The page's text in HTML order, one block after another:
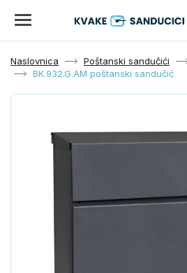
Naslovnica Poštanski sandučići
BK.932.G.AM poštanski sandučić